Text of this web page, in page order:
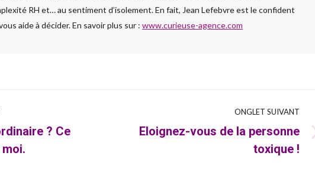
RH et… au sentiment d’isolement. En fait, Jean Lefebvre est le confident
aide à décider. En savoir plus sur : www.curieuse-agence.com
? Ce
moi.
ONGLET SUIVANT
Onglet
Eloignez-vous de la personne
toxique !